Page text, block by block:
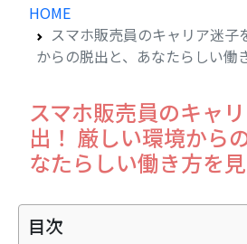
HOME
スマホ販売員のキャリア迷子
からの脱出と、あなたらしい働
スマホ販売員のキャ
出！ 厳しい環境から
なたらしい働き方を
目次